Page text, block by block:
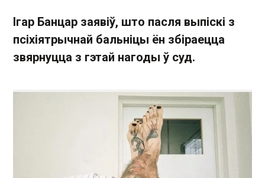
Ігар Банцар заявіў, што пасля выпіскі з
псіхіятрычнай бальніцы ён збіраецца
звярнуцца з гэтай нагоды ў суд.